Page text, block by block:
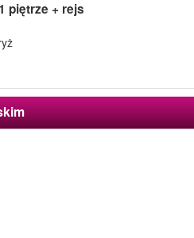
piętrze + rejs